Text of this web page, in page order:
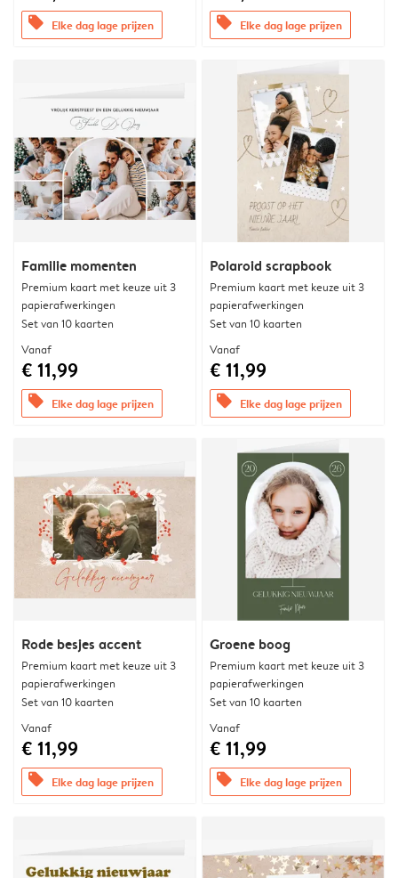
offers Elke dag lage prijzen offers Elke dag lage prijzen
Familie momenten
Premium kaart met keuze uit 3
papierafwerkingen
Set van 10 kaarten
Vanaf
€ 11,99
offers Elke dag lage prijzen
Polaroid scrapbook
Premium kaart met keuze uit 3
papierafwerkingen
Set van 10 kaarten
Vanaf
€ 11,99
offers Elke dag lage prijzen
Rode besjes accent
Premium kaart met keuze uit 3
papierafwerkingen
Set van 10 kaarten
Vanaf
€ 11,99
offers Elke dag lage prijzen
Groene boog
Premium kaart met keuze uit 3
papierafwerkingen
Set van 10 kaarten
Vanaf
€ 11,99
offers Elke dag lage prijzen